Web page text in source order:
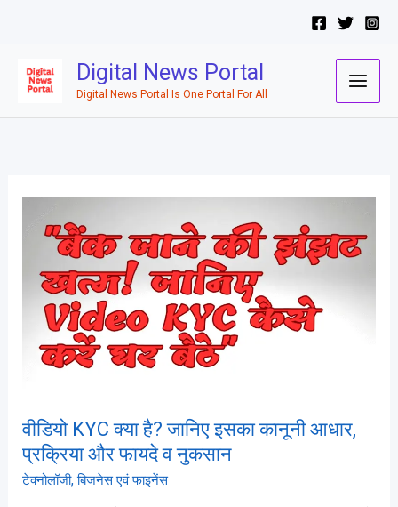
Digital News Portal
Digital News Portal Is One Portal For All
वीडियो KYC क्या है? जानिए इसका कानूनी आधार,
प्रक्रिया और फायदे व नुकसान
टेक्नोलॉजी,बिजनेस एवं फाइनेंस
KYC
जानिए
इसका
कानूनी
आधार,
और
फायदे
व
नुकसान